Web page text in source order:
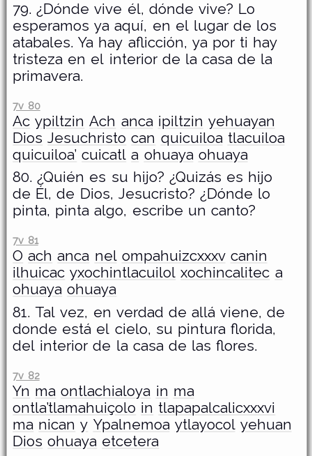
79. ¿Dónde vive él, dónde vive? Lo
esperamos ya aquí, en el lugar de los
atabales. Ya hay aflicción, ya por ti hay
tristeza en el interior de la casa de la
primavera.
7v 80
Ac ypiltzin Ach anca ipiltzin yehuayan
Dios Jesuchristo can quicuiloa tlacuiloa
quicuiloa’ cuicatl a ohuaya ohuaya
80. ¿Quién es su hijo? ¿Quizás es hijo
de Él, de Dios, Jesucristo? ¿Dónde lo
pinta, pinta algo, escribe un canto?
7v 81
O ach anca nel ompahuizcxxxv canin
ilhuicac yxochintlacuilol xochincalitec a
ohuaya ohuaya
81. Tal vez, en verdad de allá viene, de
donde está el cielo, su pintura florida,
del interior de la casa de las flores.
7v 82
Yn ma ontlachialoya in ma
ontla’tlamahuiçolo in tlapapalcalicxxxvi
ma nican y Ypalnemoa ytlayocol yehuan
Dios ohuaya etcetera